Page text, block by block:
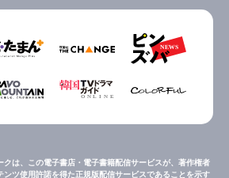
クは、この電子書店・電子書籍配信サービスが、著作権者
ンツ使用許諾を得た正規版配信サービスであることを示す